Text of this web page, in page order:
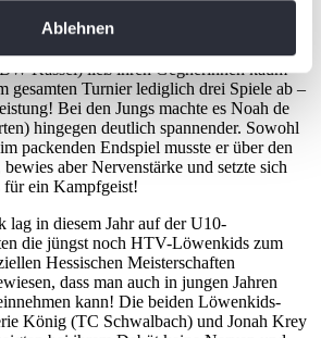
(Fingerprinting) identifizieren
wie Ihre persönlichen Daten
und legen Sie Ihre Präferenzen im
fest.
um Inhalte und Anzeigen zu
für soziale Medien anbieten
auf unsere Website zu
geben wir Informationen zu Ihrer
Website an unsere Partner für
Ablehnen
setzten sich die Titelverteidiger durch
den Besten ihres Jahrgangs gehören.
Kassel) ließ ihren Gegnerinnen kaum
gesamten Turnier lediglich drei Spiele ab –
Bei den Jungs machte es Noah de
hingegen deutlich spannender. Sowohl
packenden Endspiel musste er über den
aber Nervenstärke und setzte sich
für ein Kampfgeist!
lag in diesem Jahr auf der U10-
die jüngst noch HTV-Löwenkids zum
Hessischen Meisterschaften
dass man auch in jungen Jahren
kann! Die beiden Löwenkids-
König (TC Schwalbach) und Jonah Krey